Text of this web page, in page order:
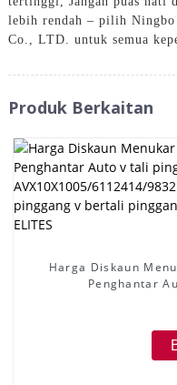
lebih rendah – pilih Ningbo
Co., LTD. untuk semua
Produk Berkaitan
Harga Diskaun
Penghantar